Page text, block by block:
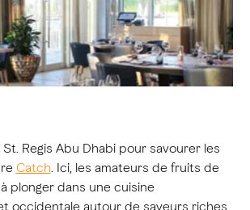
Regis Abu Dhabi pour savourer les
Catch. Ici, les amateurs de fruits de
plonger dans une cuisine
occidentale autour de saveurs riches